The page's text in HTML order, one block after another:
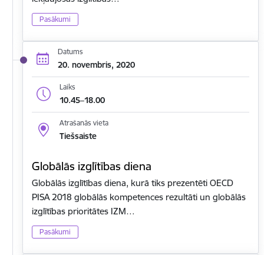
Pasākumi
Datums
20. novembris, 2020
Laiks
10.45–18.00
Atrašanās vieta
Tiešsaiste
Globālās izglītības diena
Globālās izglītības diena, kurā tiks prezentēti OECD
PISA 2018 globālās kompetences rezultāti un globālās
izglītības prioritātes IZM…
Pasākumi